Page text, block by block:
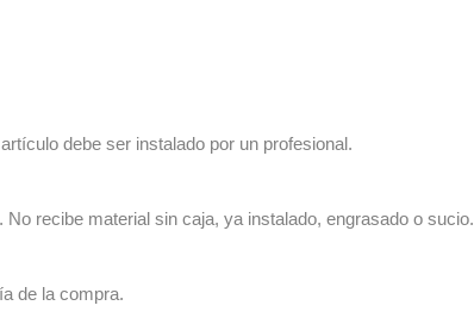
debe ser instalado por un profesional.
recibe material sin caja, ya instalado, engrasado o sucio.
de la compra.